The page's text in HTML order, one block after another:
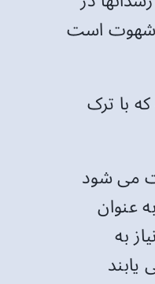
شهوت است
با ترک
می شود
عنوان
به